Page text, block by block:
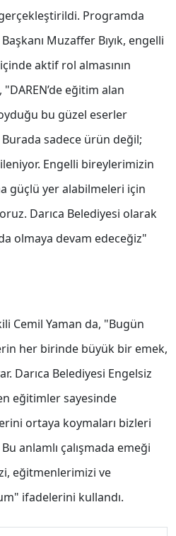
gerçekleştirildi. Programda
Muzaffer Bıyık, engelli
aktif rol almasının
eğitim alan
bu güzel eserler
sadece ürün değil;
Engelli bireylerimizin
güçlü yer alabilmeleri için
Darıca Belediyesi olarak
olmaya devam edeceğiz"
Cemil Yaman da, "Bugün
her birinde büyük bir emek,
Darıca Belediyesi Engelsiz
eğitimler sayesinde
ortaya koymaları bizleri
anlamlı çalışmada emeği
eğitmenlerimizi ve
ifadelerini kullandı.